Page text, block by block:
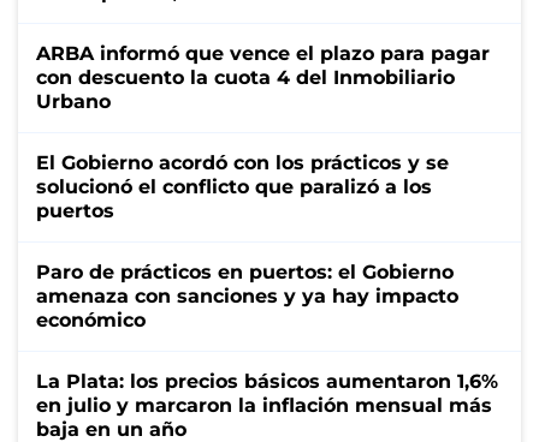
ARBA informó que vence el plazo para pagar
con descuento la cuota 4 del Inmobiliario
Urbano
El Gobierno acordó con los prácticos y se
solucionó el conflicto que paralizó a los
puertos
Paro de prácticos en puertos: el Gobierno
amenaza con sanciones y ya hay impacto
económico
La Plata: los precios básicos aumentaron 1,6%
en julio y marcaron la inflación mensual más
baja en un año